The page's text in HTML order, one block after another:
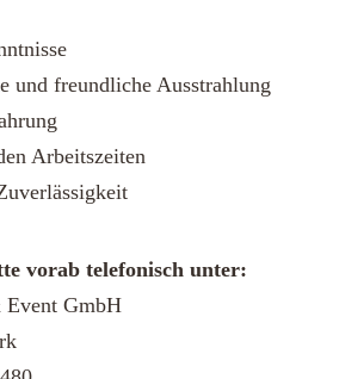
und freundliche Ausstrahlung
Arbeitszeiten
vorab telefonisch unter:
GmbH